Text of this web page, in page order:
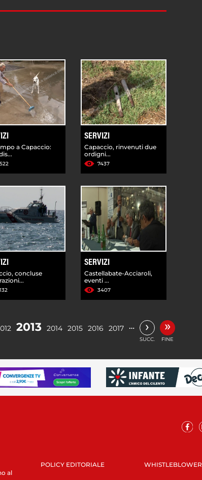
a Capaccio:
SERVIZI
Capaccio, rinvenuti due
ordigni...
7437
concluse
SERVIZI
Castellabate-Acciaroli,
eventi ...
3407
2013 2014 2015 2016 2017 … ›
SUCC.
»
FINE
al
POLICY EDITORIALE WHISTLEBLOWER